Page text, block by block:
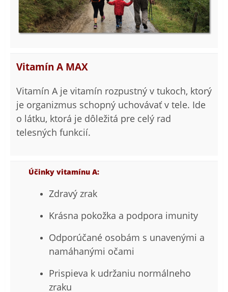
Vitamín A MAX
Vitamín A je vitamín rozpustný v tukoch, ktorý
je organizmus schopný uchovávať v tele. Ide
o látku, ktorá je dôležitá pre celý rad
telesných funkcií.
Účinky vitamínu A:
Zdravý zrak
Krásna pokožka a podpora imunity
Odporúčané osobám s unavenými a
namáhanými očami
Prispieva k udržaniu normálneho
zraku